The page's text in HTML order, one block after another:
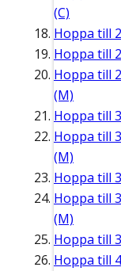
(C)
Hoppa till
Hoppa till
Hoppa till
(M)
Hoppa till
Hoppa till
(M)
Hoppa till
Hoppa till
(M)
Hoppa till
Hoppa till